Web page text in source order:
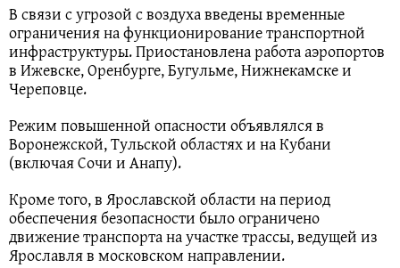
В связи с угрозой с воздуха введены временные
ограничения на функционирование транспортной
инфраструктуры. Приостановлена работа аэропортов
в Ижевске, Оренбурге, Бугульме, Нижнекамске и
Череповце.
Режим повышенной опасности объявлялся в
Воронежской, Тульской областях и на Кубани
(включая Сочи и Анапу).
Кроме того, в Ярославской области на период
обеспечения безопасности было ограничено
движение транспорта на участке трассы, ведущей из
Ярославля в московском направлении.